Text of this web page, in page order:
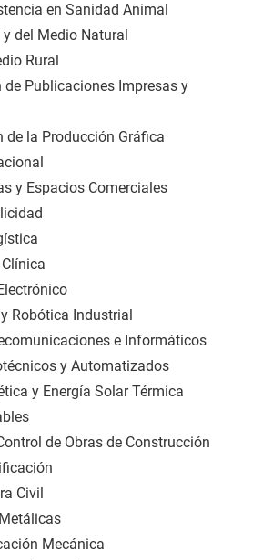
en Sanidad Animal
del Medio Natural
Rural
de Publicaciones Impresas y
de la Producción Gráfica
y Espacios Comerciales
Robótica Industrial
e Informáticos
y Automatizados
y Energía Solar Térmica
de Obras de Construcción
Civil
Mecánica